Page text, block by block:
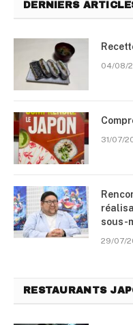
DERNIERS
04/08/
31/07/
sous-
29/07/
RESTAURANTS